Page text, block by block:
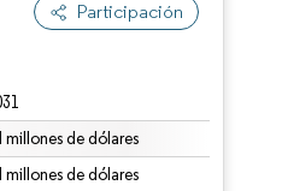
Participación
millones de dólares
millones de dólares